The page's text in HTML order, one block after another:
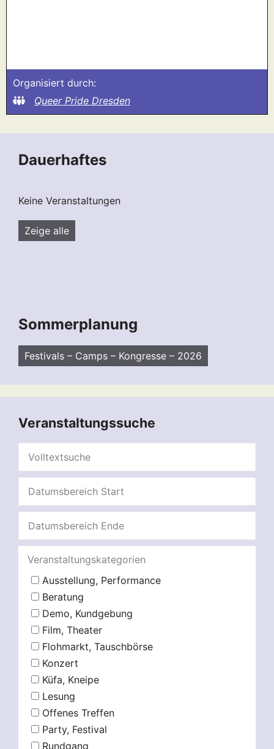
Organisiert durch:
Queer Pride Dresden
Dauerhaftes
Keine Veranstaltungen
Zeige alle
Sommerplanung
Festivals – Camps – Kongresse – 2026
Veranstaltungssuche
Veranstaltungskategorien
Ausstellung, Performance
Beratung
Demo, Kundgebung
Film, Theater
Flohmarkt, Tauschbörse
Konzert
Küfa, Kneipe
Lesung
Offenes Treffen
Party, Festival
Rundgang